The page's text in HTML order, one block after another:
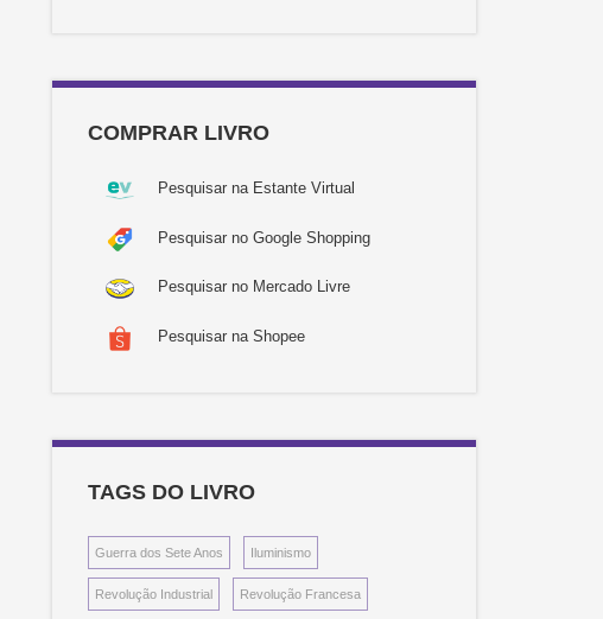
COMPRAR LIVRO
Pesquisar na Estante Virtual
Pesquisar no Google Shopping
Pesquisar no Mercado Livre
Pesquisar na Shopee
TAGS DO LIVRO
Guerra dos Sete Anos Iluminismo
Revolução Industrial Revolução Francesa